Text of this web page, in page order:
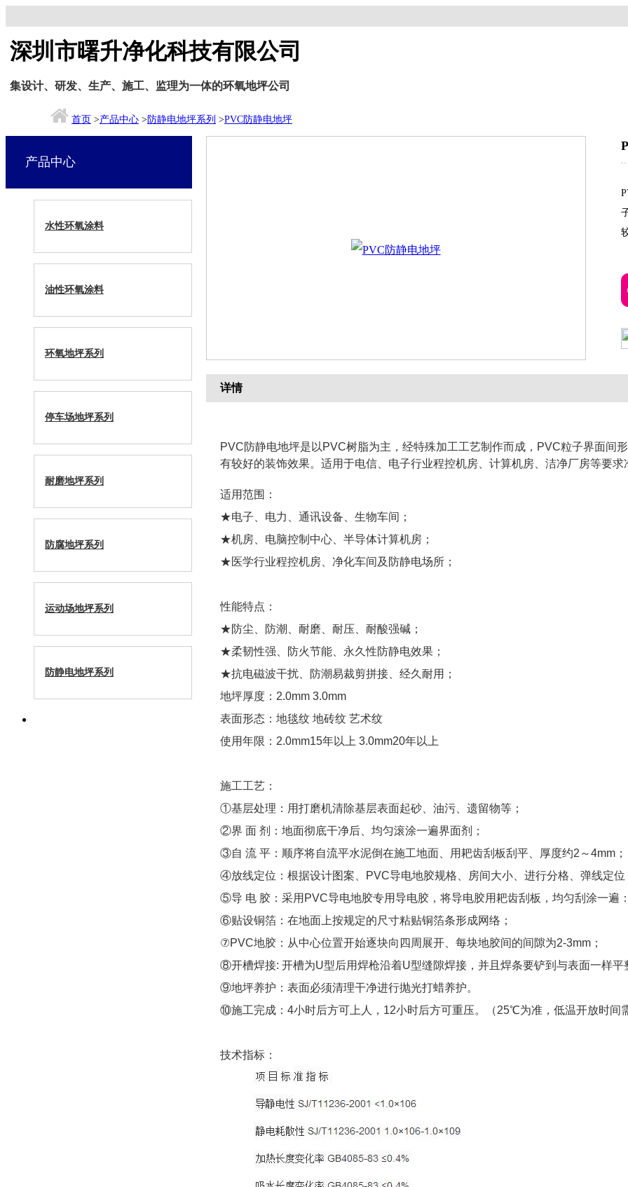
深圳市曙升净化科技有限公司
集设计、研发、生产、施工、监理为一体的环氧地坪公司
首页 >产品中心 >防静电地坪系列 >PVC防静电地坪
产品中心
水性环氧涂料
油性环氧涂料
环氧地坪系列
停车场地坪系列
耐磨地坪系列
防腐地坪系列
运动场地坪系列
防静电地坪系列
详情
PVC防静电地坪是以PVC树脂为主，经特殊加工工艺制作而成，PVC粒子界面间
有较好的装饰效果。适用于电信、电子行业程控机房、计算机房、洁净厂房等要求
适用范围：
★电子、电力、通讯设备、生物车间；
★机房、电脑控制中心、半导体计算机房；
★医学行业程控机房、净化车间及防静电场所；
性能特点：
★防尘、防潮、耐磨、耐压、耐酸强碱；
★柔韧性强、防火节能、永久性防静电效果；
★抗电磁波干扰、防潮易裁剪拼接、经久耐用；
地坪厚度：2.0mm 3.0mm
表面形态：地毯纹 地砖纹 艺术纹
使用年限：2.0mm15年以上 3.0mm20年以上
施工工艺：
①基层处理：用打磨机清除基层表面起砂、油污、遗留物等；
②界 面 剂：地面彻底干净后、均匀滚涂一遍界面剂；
③自 流 平：顺序将自流平水泥倒在施工地面、用耙齿刮板刮平、厚度约2～4mm；
④放线定位：根据设计图案、PVC导电地胶规格、房间大小、进行分格、弹线定位
⑤导 电 胶：采用PVC导电地胶专用导电胶，将导电胶用耙齿刮板，均匀刮涂一遍：
⑥贴设铜箔：在地面上按规定的尺寸粘贴铜箔条形成网络；
⑦PVC地胶：从中心位置开始逐块向四周展开、每块地胶间的间隙为2-3mm；
⑧开槽焊接: 开槽为U型后用焊枪沿着U型缝隙焊接，并且焊条要铲到与表面一样平
⑨地坪养护：表面必须清理干净进行抛光打蜡养护。
⑩施工完成：4小时后方可上人，12小时后方可重压。（25℃为准，低温开放时间
技术指标：